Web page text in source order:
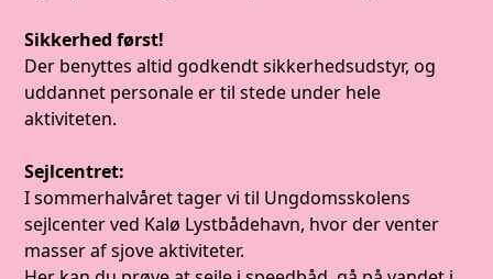
Sikkerhed først!
Der benyttes altid godkendt sikkerhedsudstyr, og
uddannet personale er til stede under hele
aktiviteten.
Sejlcentret:
I sommerhalvåret tager vi til Ungdomsskolens
sejlcenter ved Kalø Lystbådehavn, hvor der venter
masser af sjove aktiviteter.